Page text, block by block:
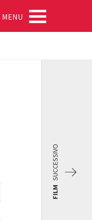
MENU
FILM
SUCCESSIVO